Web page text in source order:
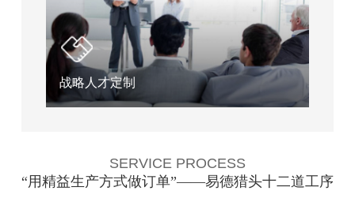
战略人才定制
SERVICE PROCESS
“用精益生产方式做订单”——易德猎头十二道工序